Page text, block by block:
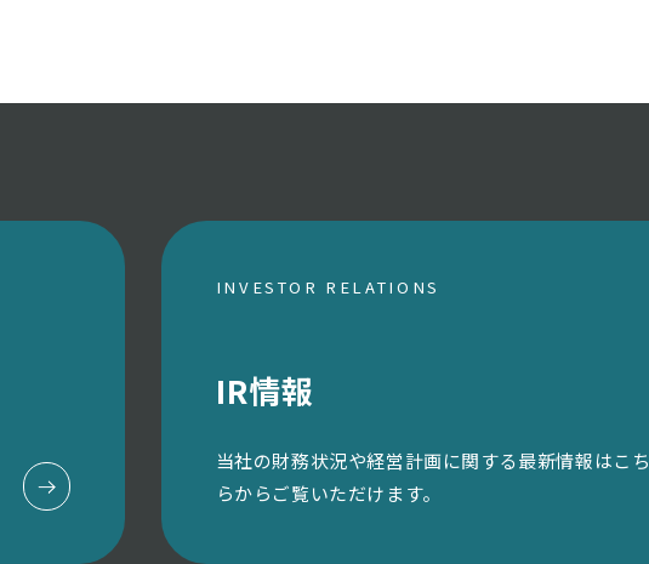
INVESTOR RELATIONS
IR情報
当社の財務状況や経営計画に関する最新情報はこち
らからご覧いただけます。